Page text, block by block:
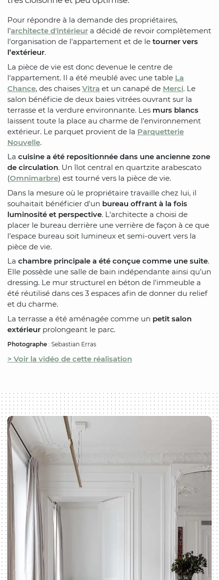
Pour répondre à la demande des propriétaires,
l'architecte d'intérieur a décidé de revoir complètement
l'organisation de l'appartement et de le tourner vers
l’extérieur.
La pièce de vie est donc devenue le centre de
l'appartement. Il a été meublé avec une table La
Chance, des chaises Vitra et un canapé de Merci. Le
salon bénéficie de deux baies vitrées ouvrant sur la
terrasse et la verdure environnante. Les murs blancs
laissent toute la place au charme de l'environnement
extérieur. Le parquet provient de la Parquetterie
Nouvelle.
La cuisine a été repositionnée dans une ancienne zone
de circulation. Un îlot central en quartzite arabescato
(Omnimarbre) est tourné vers la pièce de vie.
Dans la mesure où le propriétaire travaille chez lui, il
souhaitait bénéficier d'un bureau offrant à la fois
luminosité et perspective. L'architecte a choisi de
placer le bureau derrière une verrière de façon à ce que
l’espace bureau soit lumineux et semi-ouvert vers la
pièce de vie.
La chambre principale a été conçue comme une suite.
Elle possède une salle de bain indépendante ainsi qu’un
dressing. Le mur structurel en béton de l'immeuble a
été réutilisé dans ces 3 espaces afin de donner du relief
et du charme.
La terrasse a été aménagée comme un petit salon
extérieur prolongeant le parc.
Photographe : Sebastian Erras
> Voir la vidéo de cette réalisation